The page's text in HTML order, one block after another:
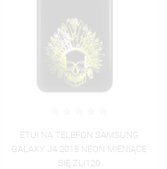
ETUI NA TELEFON SAMSUNG
GALAXY J4 2018 NEON MIENIĄCE
SIĘ ZLI120